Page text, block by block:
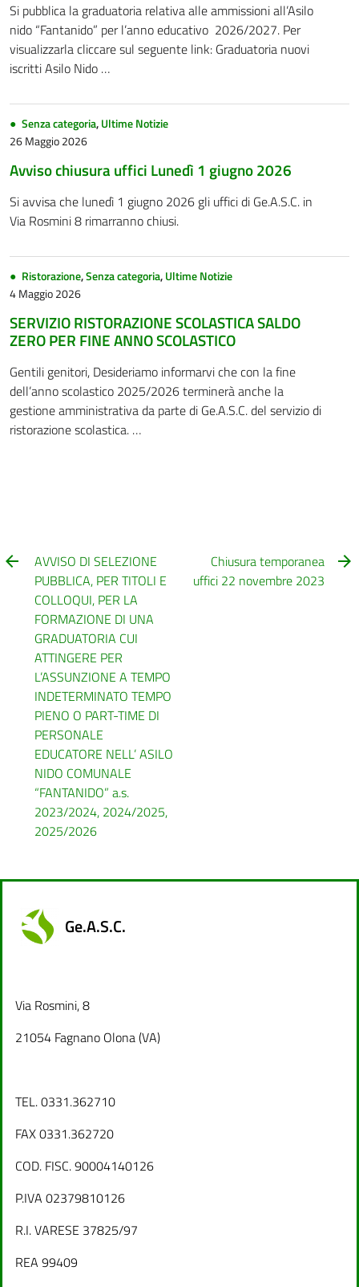
Si pubblica la graduatoria relativa alle ammissioni all’Asilo
nido “Fantanido” per l’anno educativo 2026/2027. Per
visualizzarla cliccare sul seguente link: Graduatoria nuovi
iscritti Asilo Nido …
Senza categoria,Ultime Notizie
26 Maggio 2026
Avviso chiusura uffici Lunedì 1 giugno 2026
Si avvisa che lunedì 1 giugno 2026 gli uffici di Ge.A.S.C. in
Via Rosmini 8 rimarranno chiusi.
Ristorazione,Senza categoria,Ultime Notizie
4 Maggio 2026
SERVIZIO RISTORAZIONE SCOLASTICA SALDO
ZERO PER FINE ANNO SCOLASTICO
Gentili genitori, Desideriamo informarvi che con la fine
dell’anno scolastico 2025/2026 terminerà anche la
gestione amministrativa da parte di Ge.A.S.C. del servizio di
ristorazione scolastica. …
AVVISO DI SELEZIONE
PUBBLICA, PER TITOLI E
COLLOQUI, PER LA
FORMAZIONE DI UNA
GRADUATORIA CUI
ATTINGERE PER
L’ASSUNZIONE A TEMPO
INDETERMINATO TEMPO
PIENO O PART-TIME DI
PERSONALE
EDUCATORE NELL’ ASILO
NIDO COMUNALE
“FANTANIDO” a.s.
2023/2024, 2024/2025,
2025/2026
Chiusura temporanea
uffici 22 novembre 2023
Ge.A.S.C.
Via Rosmini, 8
21054 Fagnano Olona (VA)
TEL. 0331.362710
FAX 0331.362720
COD. FISC. 90004140126
P.IVA 02379810126
R.I. VARESE 37825/97
REA 99409